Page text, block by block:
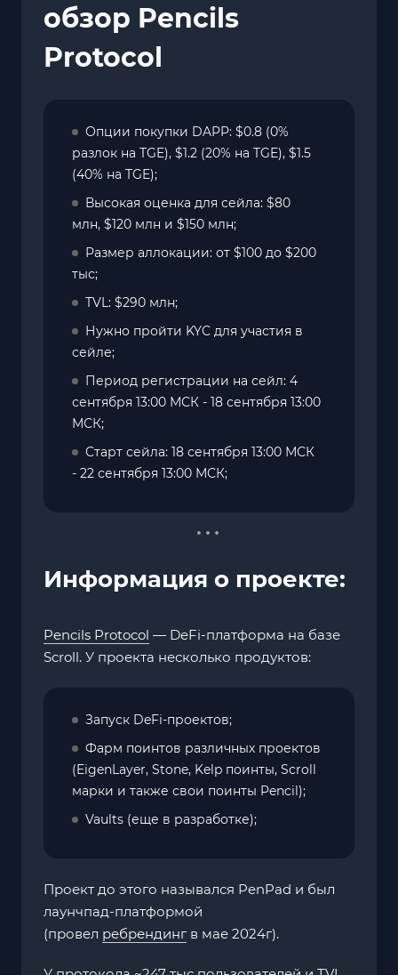
обзор Pencils
Protocol
Опции покупки DAPP: $0.8 (0%
разлок на TGE), $1.2 (20% на TGE), $1.5
(40% на TGE);
Высокая оценка для сейла: $80
млн, $120 млн и $150 млн;
Размер аллокации: от $100 до $200
тыс;
TVL: $290 млн;
Нужно пройти KYC для участия в
сейле;
Период регистрации на сейл: 4
сентября 13:00 МСК - 18 сентября 13:00
МСК;
Старт сейла: 18 сентября 13:00 МСК
- 22 сентября 13:00 МСК;
Информация о проекте:
Pencils Protocol — DeFi-платформа на базе
Scroll. У проекта несколько продуктов:
Запуск DeFi-проектов;
Фарм поинтов различных проектов
(EigenLayer, Stone, Kelp поинты, Scroll
марки и также свои поинты Pencil);
Vaults (еще в разработке);
Проект до этого назывался PenPad и был
лаунчпад-платформой
(провел ребрендинг в мае 2024г).